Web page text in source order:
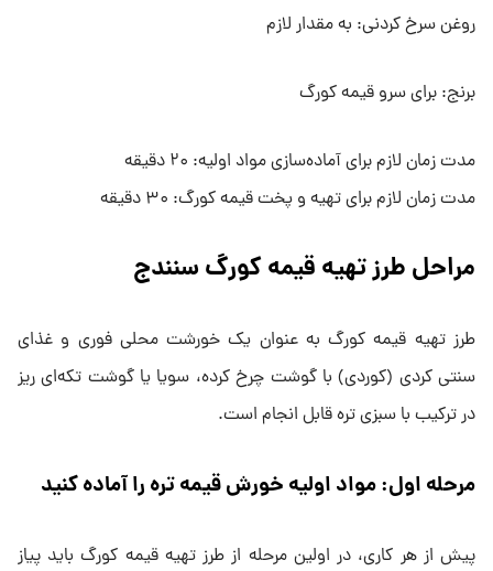
روغن سرخ کردنی: به مقدار لازم
برنج: برای سرو قیمه کورگ
مدت زمان لازم برای آماده‌سازی مواد اولیه: ۲۰ دقیقه
مدت زمان لازم برای تهیه و پخت قیمه کورگ: ۳۰ دقیقه
مراحل طرز تهیه قیمه کورگ سنندج
طرز تهیه قیمه کورگ به عنوان یک خورشت محلی فوری و غذای
سنتی کردی (کوردی) با گوشت چرخ کرده، سویا یا گوشت تکه‌ای ریز
در ترکیب با سبزی تره قابل انجام است.
مرحله اول: مواد اولیه خورش قیمه تره را آماده کنید
پیش از هر کاری، در اولین مرحله از طرز تهیه قیمه کورگ باید پیاز